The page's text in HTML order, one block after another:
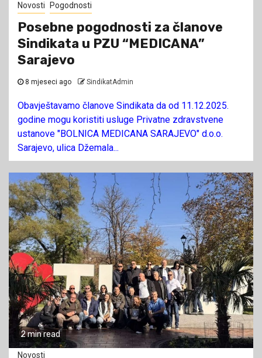
Novosti Pogodnosti
Posebne pogodnosti za članove
Sindikata u PZU “MEDICANA”
Sarajevo
8 mjeseci ago SindikatAdmin
Obavještavamo članove Sindikata da od 11.12.2025.
godine mogu koristiti usluge Privatne zdravstvene
ustanove "BOLNICA MEDICANA SARAJEVO" d.o.o.
Sarajevo, ulica Džemala...
2 min read
Novosti